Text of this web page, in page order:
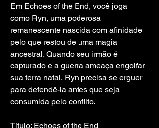
Em Echoes of the End, você joga
como Ryn, uma poderosa
remanescente nascida com afinidade
pelo que restou de uma magia
ancestral. Quando seu irmão é
capturado e a guerra ameaça engolfar
sua terra natal, Ryn precisa se erguer
para defendê-la antes que seja
consumida pelo conflito.
Título: Echoes of the End